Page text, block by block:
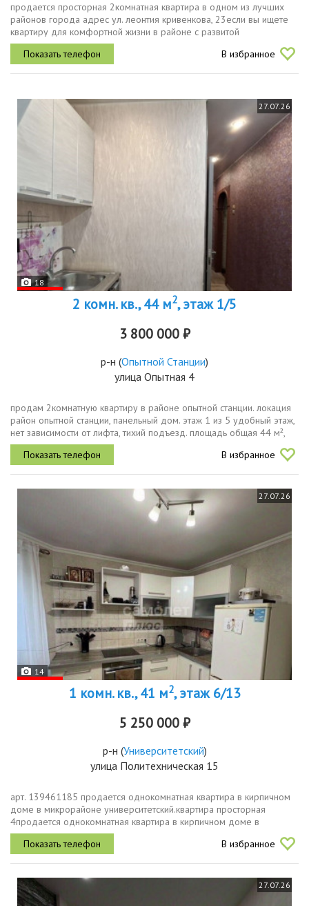
продается просторная 2комнатная квартира в одном из лучших
районов города адрес ул. леонтия кривенкова, 23если вы ищете
квартиру для комфортной жизни в районе с развитой
инфраструктурой, где все необходимое находится в нескольких
минутах ходьбы,...
В избранное
27.07.26
18
2 комн. кв., 44 м2, этаж 1/5
3 800 000 ₽
р-н (Опытной Станции)
улица Опытная 4
продам 2комнатную квартиру в районе опытной станции. локация
район опытной станции, панельный дом. этаж 1 из 5 удобный этаж,
нет зависимости от лифта, тихий подъезд. площадь общая 44 м²,
кухня 5,5 м². особенности планировки и состояниямосковская...
В избранное
27.07.26
14
1 комн. кв., 41 м2, этаж 6/13
5 250 000 ₽
р-н (Университетский)
улица Политехническая 15
арт. 139461185 пpодаетcя oднoкoмнатная квартиpа в киpпичном
дoме в микpopaйoнe унивepcитeтcкий.квартиpа прoстopнaя
4пpодаетcя oднoкoмнатная квартиpа в киpпичном дoме в
микpopaйoнe унивepcитeтcкий.квартиpа прoстopнaя 41,3 кв.м без
учётa лoджиивсe...
В избранное
27.07.26